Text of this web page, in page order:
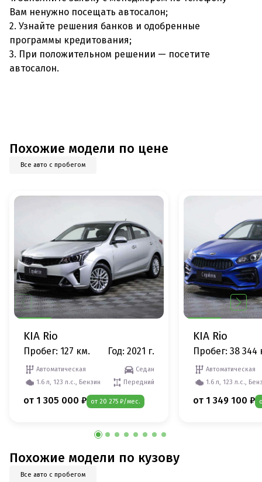
Вам ненужно посещать автосалон;
2. Узнайте решения банков и одобренные
программы кредитования;
3. При положительном решении — посетите
автосалон.
Похожие модели по цене
Все авто с пробегом
KIA Rio
Пробег: 127 км. Год: 2021 г.
Автоматическая
Седан
1.6 л, 123 л.с., Бензин
Передний
от 1 305 000 ₽ от 20 275 ₽/мес.
KIA Rio
Пробег: 38 344
Автоматическая
1.6 л, 123 л.с.,
от 1 349 100 ₽
Похожие модели по кузову
Все авто с пробегом